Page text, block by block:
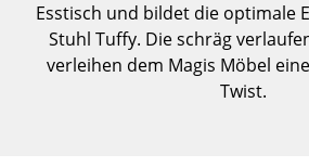
... alle Tische
Aufbewahren
Esstisch und bildet die optimale
Stuhl Tuffy. Die schräg
verleihen dem Magis Möbel
Twist.